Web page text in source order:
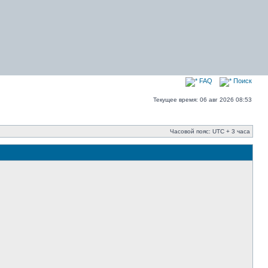
FAQ Поиск
Текущее время: 06 авг 2026 08:53
Часовой пояс: UTC + 3 часа